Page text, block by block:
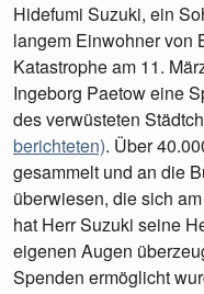
Hidefumi Suzuki, ein
langem Einwohner von
Katastrophe am 11.
Ingeborg Paetow eine
des verwüsteten
berichteten). Über
gesammelt und an die
überwiesen, die sich
hat Herr Suzuki seine
eigenen Augen
Spenden ermöglicht